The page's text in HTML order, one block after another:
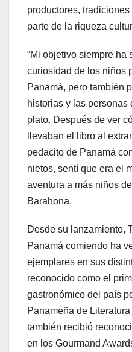
productores,
parte de la riqueza
“Mi objetivo siempre ha
curiosidad de los niños
Panamá, pero también
historias y las personas
plato. Después de ver
llevaban el libro al
pedacito de Panamá
nietos, sentí que era el
aventura a más niños
Barahona.
Desde su lanzamiento,
Panamá comiendo ha
ejemplares en sus
reconocido como el
gastronómico del país
Panameña de
también recibió
en los Gourmand